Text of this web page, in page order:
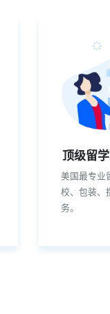
顶级留
美国最专业
校、包装、
务。